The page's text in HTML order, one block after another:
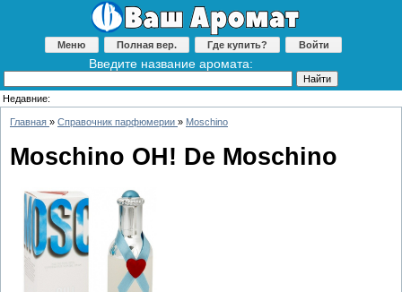
Меню Полная вер. Где купить? Войти
Введите название аромата:
Недавние:
Главная » Справочник парфюмерии » Moschino
Moschino OH! De Moschino